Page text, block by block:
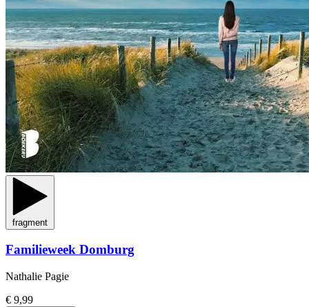
fragment
Familieweek Domburg
Nathalie Pagie
€ 9,99